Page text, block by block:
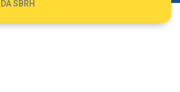
SBRH